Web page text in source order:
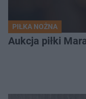
PIŁKA NOŻNA
Aukcja piłki